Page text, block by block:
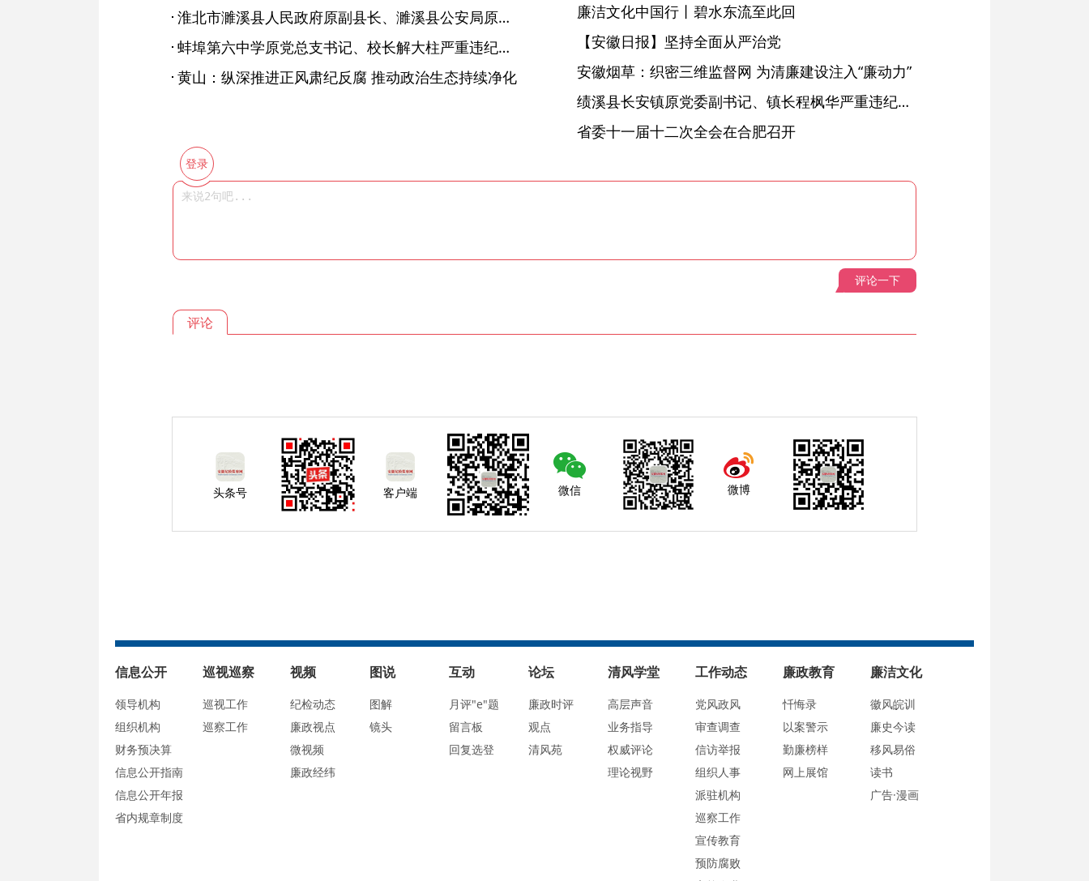
淮北市濉溪县人民政府原副县长、濉溪县公安局原党委书记、局长钱程接受纪律审查和监察调查
蚌埠第六中学原党总支书记、校长解大柱严重违纪违法被开除党籍、开除公职
黄山：纵深推进正风肃纪反腐 推动政治生态持续净化
廉洁文化中国行丨碧水东流至此回
【安徽日报】坚持全面从严治党
安徽烟草：织密三维监督网 为清廉建设注入“廉动力”
绩溪县长安镇原党委副书记、镇长程枫华严重违纪违法被开除党籍和公职
省委十一届十二次全会在合肥召开
登录
评论一下
评论
头条号 客户端 微信 微博
信息公开
领导机构
组织机构
财务预决算
信息公开指南
信息公开年报
省内规章制度
巡视巡察
巡视工作
巡察工作
视频
纪检动态
廉政视点
微视频
廉政经纬
图说
图解
镜头
互动
月评"e"题
留言板
回复选登
论坛
廉政时评
观点
清风苑
清风学堂
高层声音
业务指导
权威评论
理论视野
工作动态
党风政风
审查调查
信访举报
组织人事
派驻机构
巡察工作
宣传教育
预防腐败
廉政教育
忏悔录
以案警示
勤廉榜样
网上展馆
廉洁文化
徽风皖训
廉史今读
移风易俗
读书
广告·漫画